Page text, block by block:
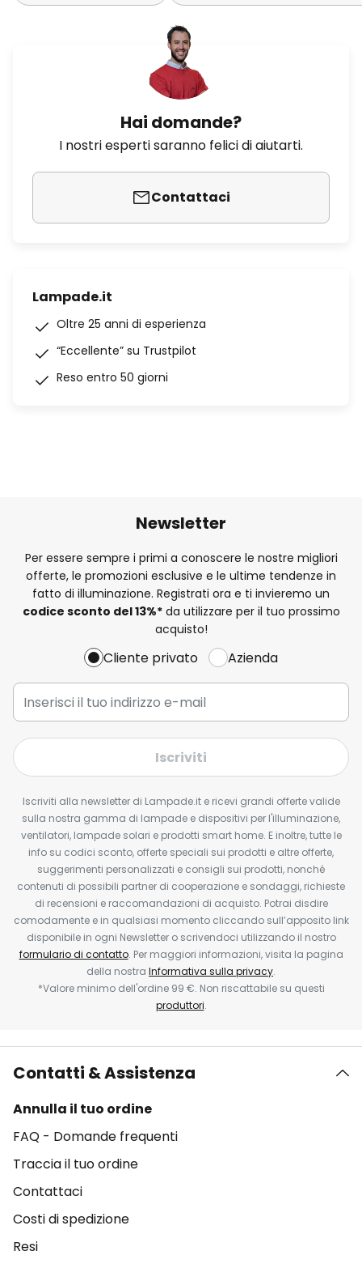
Hai domande?
I nostri esperti saranno felici di aiutarti.
Contattaci
Lampade.it
Oltre 25 anni di esperienza
“Eccellente” su Trustpilot
Reso entro 50 giorni
Newsletter
Per essere sempre i primi a conoscere le nostre migliori
offerte, le promozioni esclusive e le ultime tendenze in
fatto di illuminazione. Registrati ora e ti invieremo un
codice sconto del13%*da utilizzare per il tuo prossimo
acquisto!
Cliente privato Azienda
Iscriviti
Iscriviti alla newsletter di Lampade.it e ricevi grandi offerte valide
sulla nostra gamma di lampade e dispositivi per l'illuminazione,
ventilatori, lampade solari e prodotti smart home. E inoltre, tutte le
info su codici sconto, offerte speciali sui prodotti e altre offerte,
suggerimenti personalizzati e consigli sui prodotti, nonché
contenuti di possibili partner di cooperazione e sondaggi, richieste
di recensioni e raccomandazioni di acquisto. Potrai disdire
comodamente e in qualsiasi momento cliccando sull’apposito link
disponibile in ogni Newsletter o scrivendoci utilizzando il nostro
formulario di contatto. Per maggiori informazioni, visita la pagina
della nostra Informativa sulla privacy.
*Valore minimo dell'ordine 99 €. Non riscattabile su questi
produttori.
Contatti & Assistenza
Annulla il tuo ordine
FAQ - Domande frequenti
Traccia il tuo ordine
Contattaci
Costi di spedizione
Resi